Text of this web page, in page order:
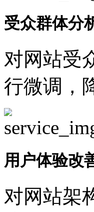
受众群体分
对网站受
行微调，
用户体验改
对网站架